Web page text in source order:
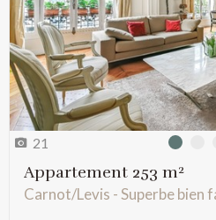
21 Photo 0
Appartement 253 m²